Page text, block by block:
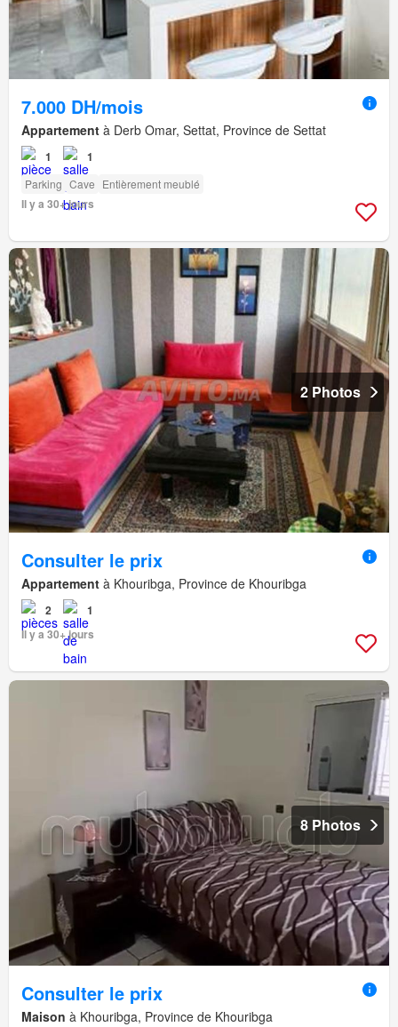
7.000 DH/mois
Appartement à Derb Omar, Settat, Province de Settat
1 1
Parking Cave Entièrement meublé
Il y a 30+ jours
2 Photos
Consulter le prix
Appartement à Khouribga, Province de Khouribga
2
1
Il y a 30+ jours
8 Photos
Consulter le prix
Maison à Khouribga, Province de Khouribga